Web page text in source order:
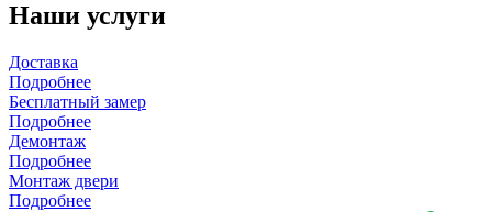
Наши услуги
Доставка
Подробнее
Бесплатный замер
Подробнее
Демонтаж
Подробнее
Монтаж двери
Подробнее